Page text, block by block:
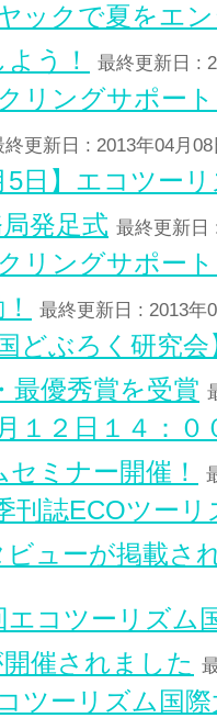
ヤックで夏をエ
う！
最終更新日 :
リングサポー
終更新日 : 2013年04月
5日】エコツー
発足式 最終更新日
リングサポー
最終更新日 : 2013年
国どぶろく研究
最優秀賞を受賞
月１２日１４：
ミナー開催！
刊誌ECOツー
ューが掲載さ
エコツーリズム
催されました
コツーリズム国